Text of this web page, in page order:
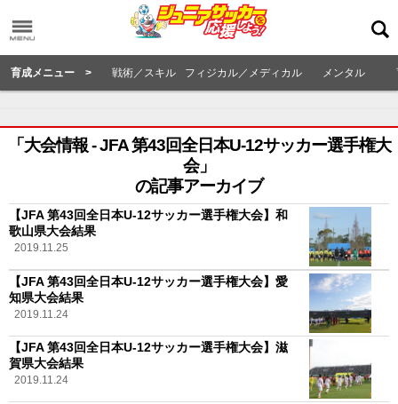
育成メニュー > 戦術／スキル フィジカル／メディカル メンタル
「大会情報 - JFA 第43回全日本U-12サッカー選手権大
会」
の記事アーカイブ
【JFA 第43回全日本U-12サッカー選手権大会】和
歌山県大会結果
2019.11.25
【JFA 第43回全日本U-12サッカー選手権大会】愛
知県大会結果
2019.11.24
【JFA 第43回全日本U-12サッカー選手権大会】滋
賀県大会結果
2019.11.24